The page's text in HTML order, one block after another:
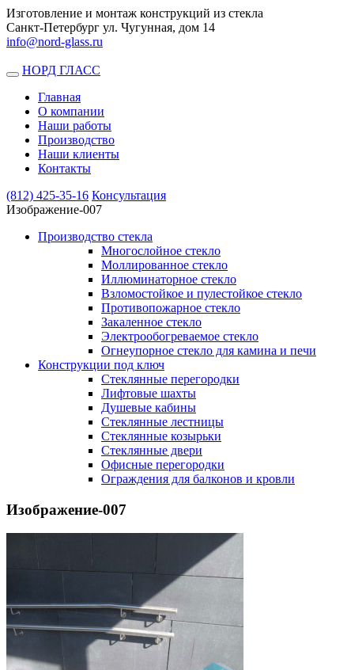
Изготовление и монтаж конструкций из стекла
Санкт-Петербург ул. Чугунная, дом 14
info@nord-glass.ru
Toggle
navigation
НОРД ГЛАСС
Главная
О компании
Наши работы
Производство
Наши клиенты
Контакты
(812) 425-35-16 Консультация
Изображение-007
Производство стекла
Многослойное стекло
Моллированное стекло
Иллюминаторное стекло
Взломостойкое и пулестойкое стекло
Противопожарное стекло
Закаленное стекло
Электрообогреваемое стекло
Огнеупорное стекло для камина и печи
Конструкции под ключ
Стеклянные перегородки
Лифтовые шахты
Душевые кабины
Cтеклянные лестницы
Cтеклянные козырьки
Cтеклянные двери
Офисные перегородки
Ограждения для балконов и кровли
Изображение-007